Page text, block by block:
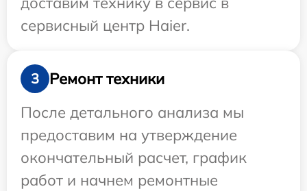
сервисный центр Haier.
3
Ремонт техники
После детального анализа мы
предоставим на утверждение
окончательный расчет, график
работ и начнем ремонтные